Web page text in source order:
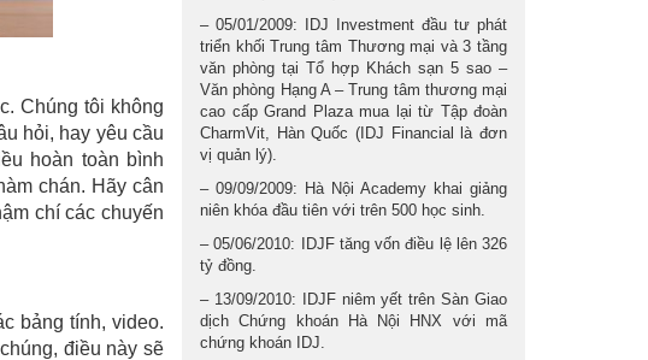
Chúng tôi không
hỏi, hay yêu cầu
hoàn toàn bình
chán. Hãy cân
chí các chuyến
bảng tính, video.
điều này sẽ
– 05/01/2009: IDJ Investment đầu tư phát
triển khối Trung tâm Thương mại và 3 tầng
văn phòng tại Tổ hợp Khách sạn 5 sao –
Văn phòng Hạng A – Trung tâm thương mại
cao cấp Grand Plaza mua lại từ Tập đoàn
CharmVit, Hàn Quốc (IDJ Financial là đơn
vị quản lý).
– 09/09/2009: Hà Nội Academy khai giảng
niên khóa đầu tiên với trên 500 học sinh.
– 05/06/2010: IDJF tăng vốn điều lệ lên 326
tỷ đồng.
– 13/09/2010: IDJF niêm yết trên Sàn Giao
dịch Chứng khoán Hà Nội HNX với mã
chứng khoán IDJ.